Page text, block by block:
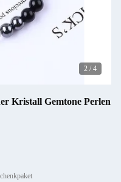
2 / 4
Kristall Gemtone Perlen